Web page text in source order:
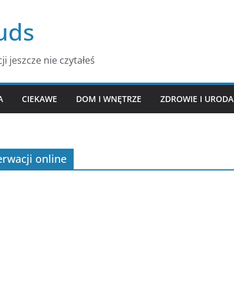
jeszcze nie czytałeś
CIEKAWE DOM I WNĘTRZE ZDROWIE I URODA
online